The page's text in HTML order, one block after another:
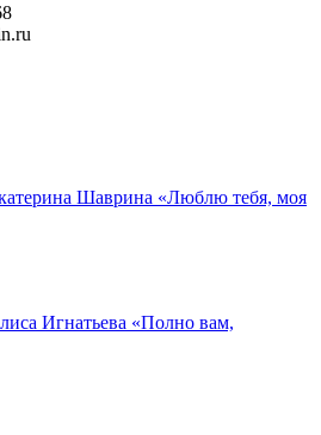
Шаврина «Люблю тебя, моя
Игнатьева «Полно вам,